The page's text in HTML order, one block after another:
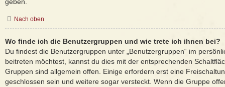
Nach oben
Wo finde ich die Benutzergruppen und wie trete ich ihnen bei?
Du findest die Benutzergruppen unter „Benutzergruppen“ im
beitreten möchtest, kannst du dies mit der entsprechenden
Gruppen sind allgemein offen. Einige erfordern erst eine
geschlossen sein und weitere sogar versteckt. Wenn die Gruppe